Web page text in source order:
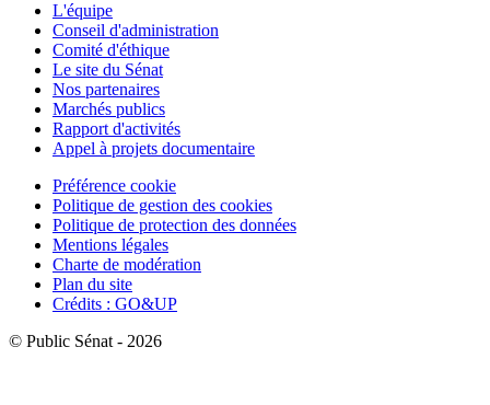
L'équipe
Conseil d'administration
Comité d'éthique
Le site du Sénat
Nos partenaires
Marchés publics
Rapport d'activités
Appel à projets documentaire
Préférence cookie
Politique de gestion des cookies
Politique de protection des données
Mentions légales
Charte de modération
Plan du site
Crédits : GO&UP
© Public Sénat - 2026